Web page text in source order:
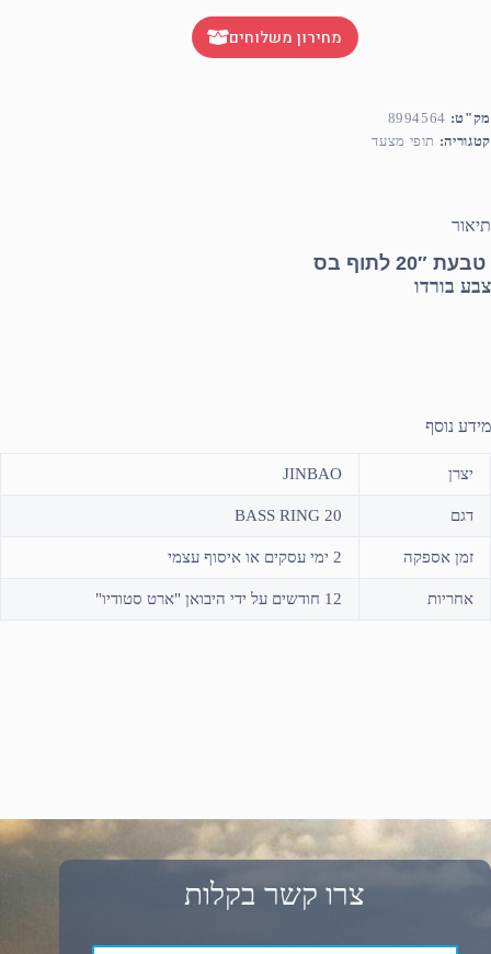
מחירון משלוחים
מק"ט: 8994564
קטגוריה: תופי מצעד
תיאור
טבעת 20″ לתוף בס
צבע בורדו
מידע נוסף
יצרן JINBAO
דגם BASS RING 20
זמן אספקה 2 ימי עסקים או איסוף עצמי
אחריות 12 חודשים על ידי היבואן "ארט סטודיו"
צרו קשר בקלות